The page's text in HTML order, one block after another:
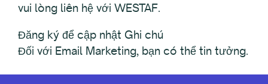
vui lòng liên hệ với WESTAF.
Đăng ký để cập nhật Ghi chú
Đối với Email Marketing, bạn có thể tin tưởng.